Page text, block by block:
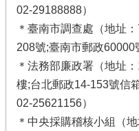
02-29188888）
＊臺南市調查處（地址
208號;臺南市郵政60000
＊法務部廉政署（地址
樓;台北郵政14-153號信
02-25621156）
＊中央採購稽核小組（